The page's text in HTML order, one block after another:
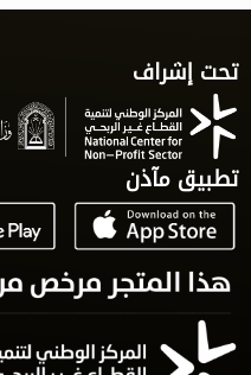
تحت إشراف
تطبيق مآذن